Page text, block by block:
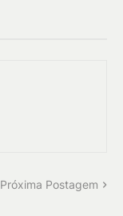
Próxima Postagem